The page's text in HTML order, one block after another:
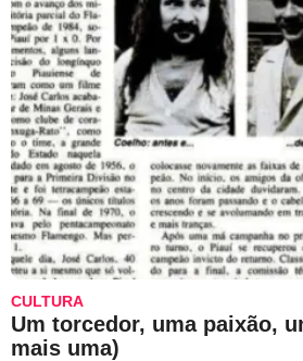
CULTURA
Um torcedor, uma paixão,
mais uma)